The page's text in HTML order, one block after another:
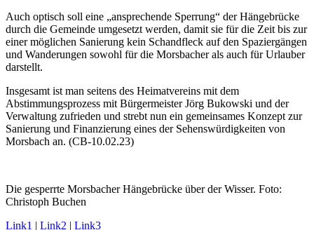
Auch optisch soll eine „ansprechende Sperrung“ der Hängebrücke
durch die Gemeinde umgesetzt werden, damit sie für die Zeit bis zur
einer möglichen Sanierung kein Schandfleck auf den Spaziergängen
und Wanderungen sowohl für die Morsbacher als auch für Urlauber
darstellt.
Insgesamt ist man seitens des Heimatvereins mit dem
Abstimmungsprozess mit Bürgermeister Jörg Bukowski und der
Verwaltung zufrieden und strebt nun ein gemeinsames Konzept zur
Sanierung und Finanzierung eines der Sehenswürdigkeiten von
Morsbach an. (CB-10.02.23)
Die gesperrte Morsbacher Hängebrücke über der Wisser. Foto:
Christoph Buchen
Link1 | Link2 | Link3